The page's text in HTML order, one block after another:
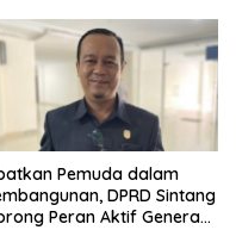
Pemuda dalam
DPRD Sintang
Peran Aktif Generasi